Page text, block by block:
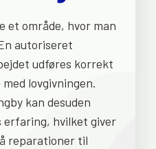
et område, hvor man
autoriseret
udføres korrekt
lovgivningen.
kan desuden
hvilket giver
reparationer til